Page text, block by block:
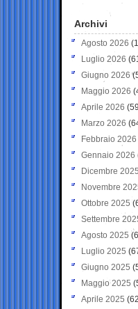
Archivi
Agosto 2026
Luglio 2026
Giugno 2026
Maggio 2026
Aprile 2026
Marzo 2026
Febbraio 2026
Gennaio 2026
Dicembre 2025
Novembre
Ottobre 2025
Settembre
Agosto 2025
Luglio 2025
Giugno 2025
Maggio 2025
Aprile 2025